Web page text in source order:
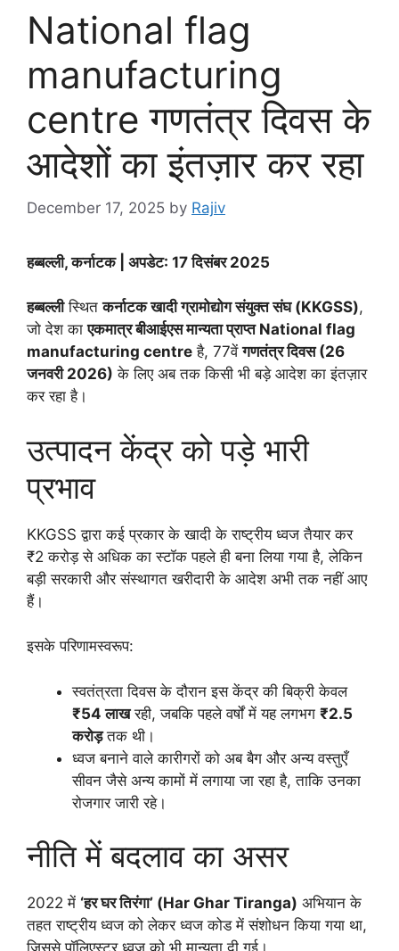
National flag
manufacturing
centre गणतंत्र दिवस के
आदेशों का इंतज़ार कर रहा
December 17, 2025 by Rajiv
हब्बल्ली, कर्नाटक | अपडेट: 17 दिसंबर 2025
हब्बल्लीस्थितकर्नाटक खादी ग्रामोद्योग संयुक्त संघ (KKGSS),
जो देश काएकमात्र बीआईएस मान्यता प्राप्त National flag
manufacturing centre है, 77वेंगणतंत्र दिवस (26
जनवरी 2026) के लिए अब तक किसी भी बड़े आदेश का इंतज़ार
कर रहा है।
उत्पादन केंद्र को पड़े भारी
प्रभाव
KKGSS द्वारा कई प्रकार के खादी के राष्ट्रीय ध्वज तैयार कर
₹2 करोड़ से अधिक का स्टॉक पहले ही बना लिया गया है, लेकिन
बड़ी सरकारी और संस्थागत खरीदारी के आदेश अभी तक नहीं आए
हैं।
इसके परिणामस्वरूप:
स्वतंत्रता दिवस के दौरान इस केंद्र की बिक्री केवल
₹54 लाखरही, जबकि पहले वर्षों में यह लगभग ₹2.5
करोड़तक थी।
ध्वज बनाने वाले कारीगरों को अब बैग और अन्य वस्तुएँ
सीवन जैसे अन्य कामों में लगाया जा रहा है, ताकि उनका
रोजगार जारी रहे।
नीति में बदलाव का असर
2022 में ‘हर घर तिरंगा’ (Har Ghar Tiranga) अभियान के
तहत राष्ट्रीय ध्वज को लेकर ध्वज कोड में संशोधन किया गया था,